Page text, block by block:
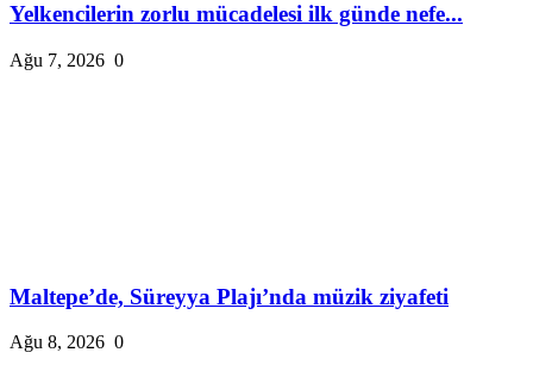
Yelkencilerin zorlu mücadelesi ilk günde nefe...
Ağu 7, 2026 0
Maltepe’de, Süreyya Plajı’nda müzik ziyafeti
Ağu 8, 2026 0